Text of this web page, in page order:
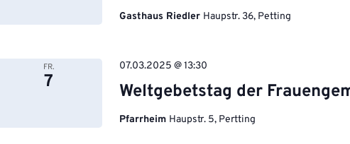
Gasthaus Riedler Haupstr. 36, Petting
FR.
7 Weltgebetstag der
07.03.2025 @ 13:30
Pfarrheim Haupstr. 5, Pertting